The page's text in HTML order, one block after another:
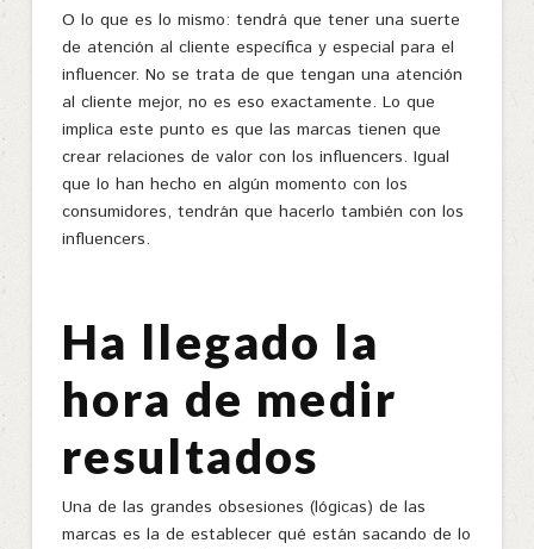
O lo que es lo mismo: tendrá que tener una suerte
de atención al cliente específica y especial para el
influencer. No se trata de que tengan una atención
al cliente mejor, no es eso exactamente. Lo que
implica este punto es que las marcas tienen que
crear relaciones de valor con los influencers. Igual
que lo han hecho en algún momento con los
consumidores, tendrán que hacerlo también con los
influencers.
Ha llegado la
hora de medir
resultados
Una de las grandes obsesiones (lógicas) de las
marcas es la de establecer qué están sacando de lo